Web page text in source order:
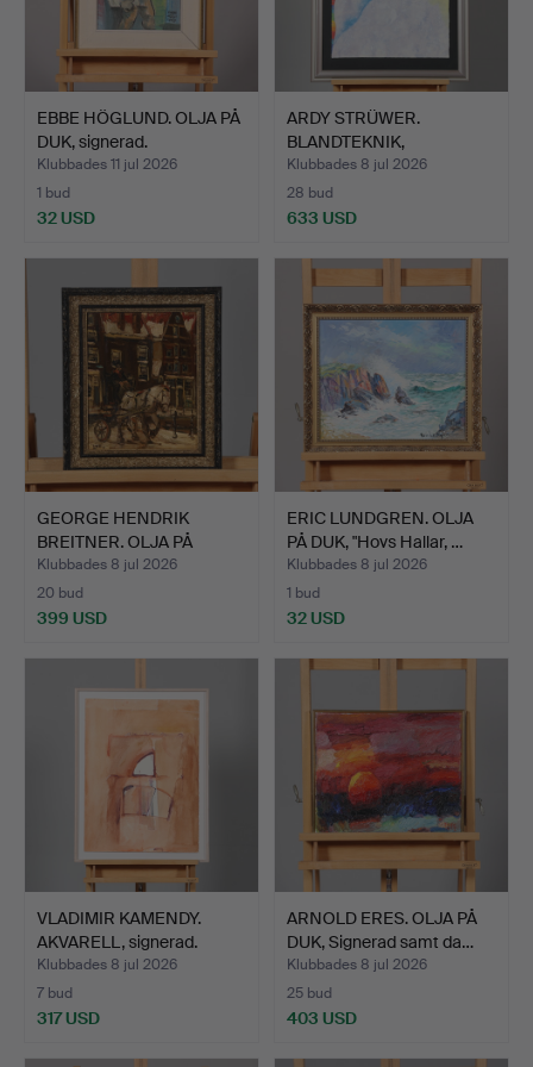
EBBE HÖGLUND. OLJA PÅ
DUK, signerad.
Klubbades 11 jul 2026
1 bud
32 USD
ARDY STRÜWER.
BLANDTEKNIK,
"Rainbowbeauty"…
Klubbades 8 jul 2026
28 bud
633 USD
GEORGE HENDRIK
BREITNER. OLJA PÅ
PANNÅ, si…
Klubbades 8 jul 2026
20 bud
399 USD
ERIC LUNDGREN. OLJA
PÅ DUK, "Hovs Hallar, …
Klubbades 8 jul 2026
1 bud
32 USD
VLADIMIR KAMENDY.
AKVARELL, signerad.
Klubbades 8 jul 2026
7 bud
317 USD
ARNOLD ERES. OLJA PÅ
DUK, Signerad samt da…
Klubbades 8 jul 2026
25 bud
403 USD